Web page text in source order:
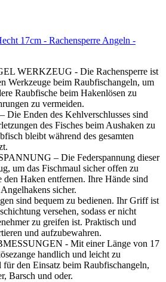
17cm - Rachensperre Angeln -
WERKZEUG - Die Rachensperre ist
Werkzeuge beim Raubfischangeln, um
Raubfische beim Hakenlösen zu
zu vermeiden.
Enden des Kehlverschlusses sind
des Fisches beim Aushaken zu
bleibt während des gesamten
– Die Federspannung dieser
um das Fischmaul sicher offen zu
den Haken entfernen. Ihre Hände sind
sicher.
sind bequem zu bedienen. Ihr Griff ist
versehen, sodass er nicht
zu greifen ist. Praktisch und
und aufzubewahren.
- Mit einer Länge von 17
handlich und leicht zu
für den Einsatz beim Raubfischangeln,
Barsch und oder.